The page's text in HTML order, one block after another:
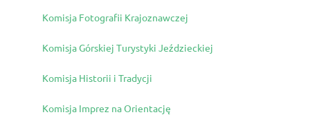
Komisja Fotografii Krajoznawczej
Komisja Górskiej Turystyki Jeździeckiej
Komisja Historii i Tradycji
Komisja Imprez na Orientację